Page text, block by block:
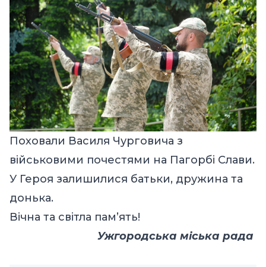
Поховали Василя Чурговича з
військовими почестями на Пагорбі Слави.
У Героя залишилися батьки, дружина та
донька.
Вічна та світла пам’ять!
Ужгородська міська рада